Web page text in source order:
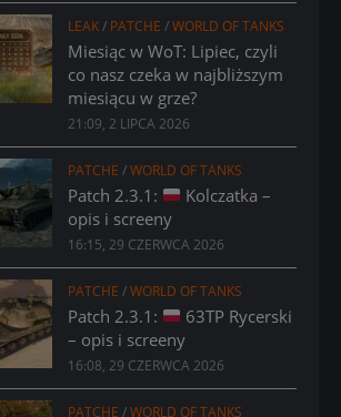
LEAK/ PATCHE /WORLD OF TANKS
Miesiąc w WoT: Lipiec, czyli
co nasz czeka w najbliższym
miesiącu w grze?
21:09, 2 LIPCA 2026
PATCHE /WORLD OF TANKS
Patch 2.3.1:
Kolczatka –
opis i screeny
16:15, 29 CZERWCA 2026
PATCHE /WORLD OF TANKS
Patch 2.3.1:
63TP Rycerski
– opis i screeny
16:08, 29 CZERWCA 2026
PATCHE /WORLD OF TANKS